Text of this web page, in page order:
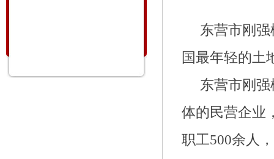
东营市刚
国最年轻的
东营市刚
体的民营企业
职工500余人